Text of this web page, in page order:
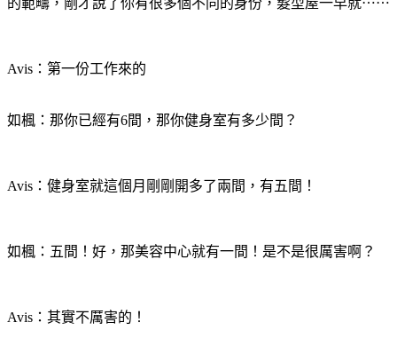
Avis：第一份工作來的
如楓：那你已經有6間，那你健身室有多少間？
Avis：健身室就這個月剛剛開多了兩間，有五間！
如楓：五間！好，那美容中心就有一間！是不是很厲害啊？
Avis：其實不厲害的！